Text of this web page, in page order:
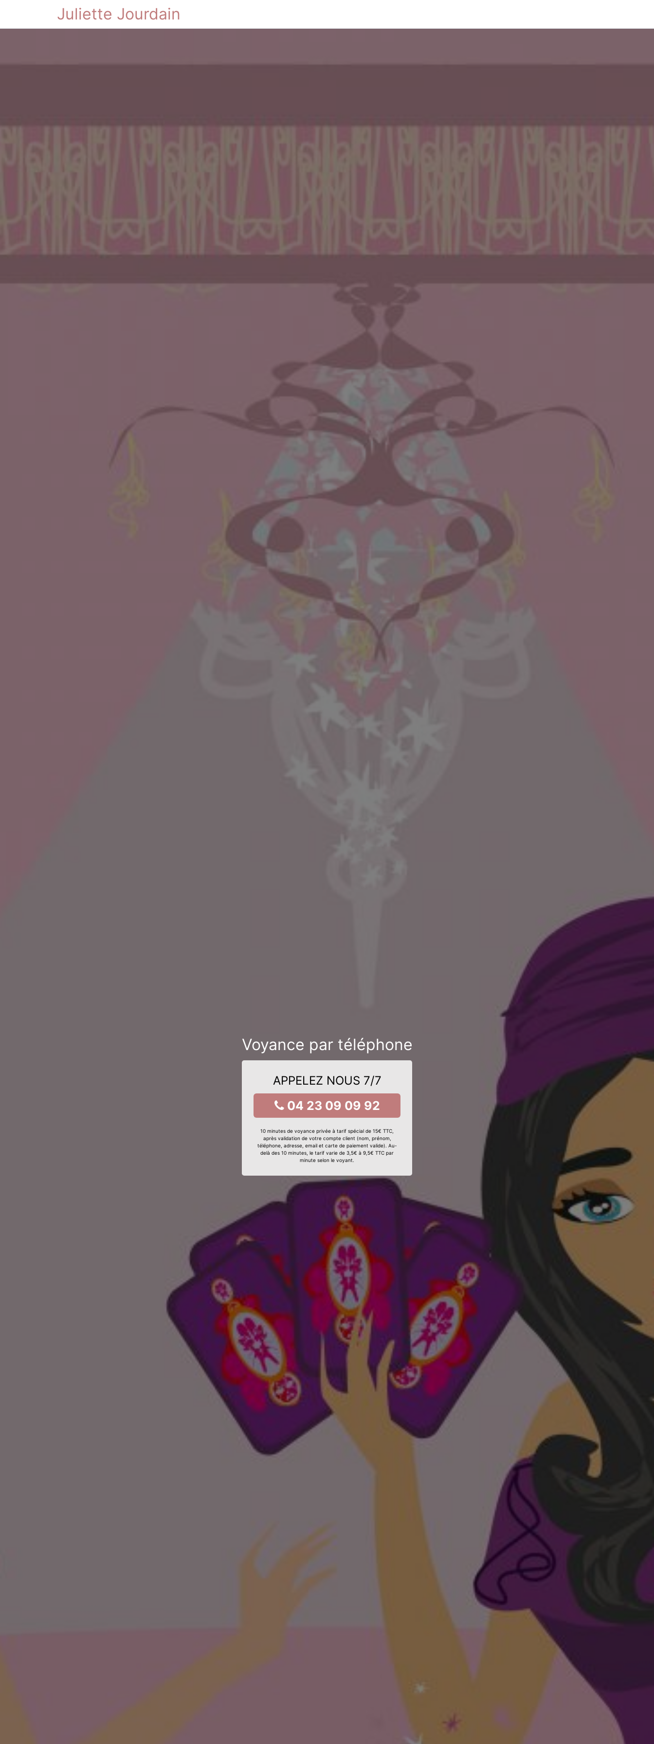
Juliette Jourdain
Voyance par téléphone
APPELEZ NOUS 7/7
04 23 09 09 92
10 minutes de voyance privée à tarif spécial de 15€ TTC,
après validation de votre compte client (nom, prénom,
téléphone, adresse, email et carte de paiement valide). Au-
delà des 10 minutes, le tarif varie de 3,5€ à 9,5€ TTC par
minute selon le voyant.